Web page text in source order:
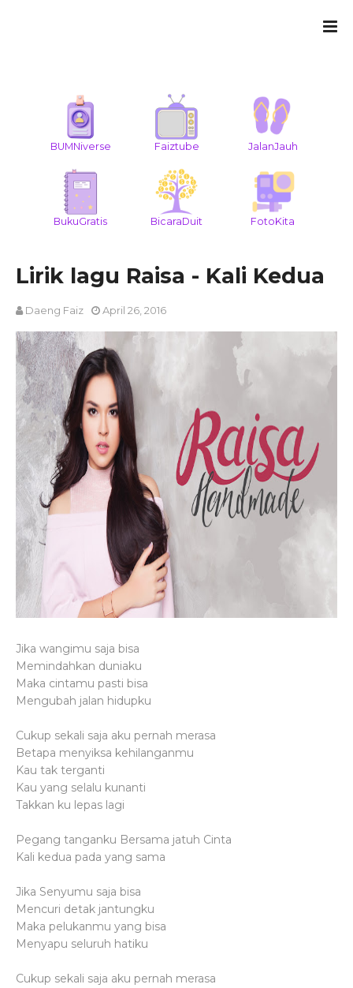
BUMNiverse Faiztube JalanJauh
BukuGratis BicaraDuit FotoKita
Lirik lagu Raisa - Kali Kedua
Daeng Faiz April 26, 2016
Jika wangimu saja bisa
Memindahkan duniaku
Maka cintamu pasti bisa
Mengubah jalan hidupku
Cukup sekali saja aku pernah merasa
Betapa menyiksa kehilanganmu
Kau tak terganti
Kau yang selalu kunanti
Takkan ku lepas lagi
Pegang tanganku Bersama jatuh Cinta
Kali kedua pada yang sama
Jika Senyumu saja bisa
Mencuri detak jantungku
Maka pelukanmu yang bisa
Menyapu seluruh hatiku
Cukup sekali saja aku pernah merasa